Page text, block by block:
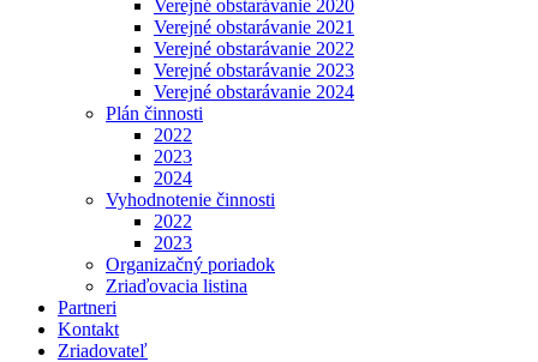
Verejné obstarávanie 2020
Verejné obstarávanie 2021
Verejné obstarávanie 2022
Verejné obstarávanie 2023
Verejné obstarávanie 2024
Plán činnosti
2022
2023
2024
Vyhodnotenie činnosti
2022
2023
Organizačný poriadok
Zriaďovacia listina
Partneri
Kontakt
Zriadovateľ